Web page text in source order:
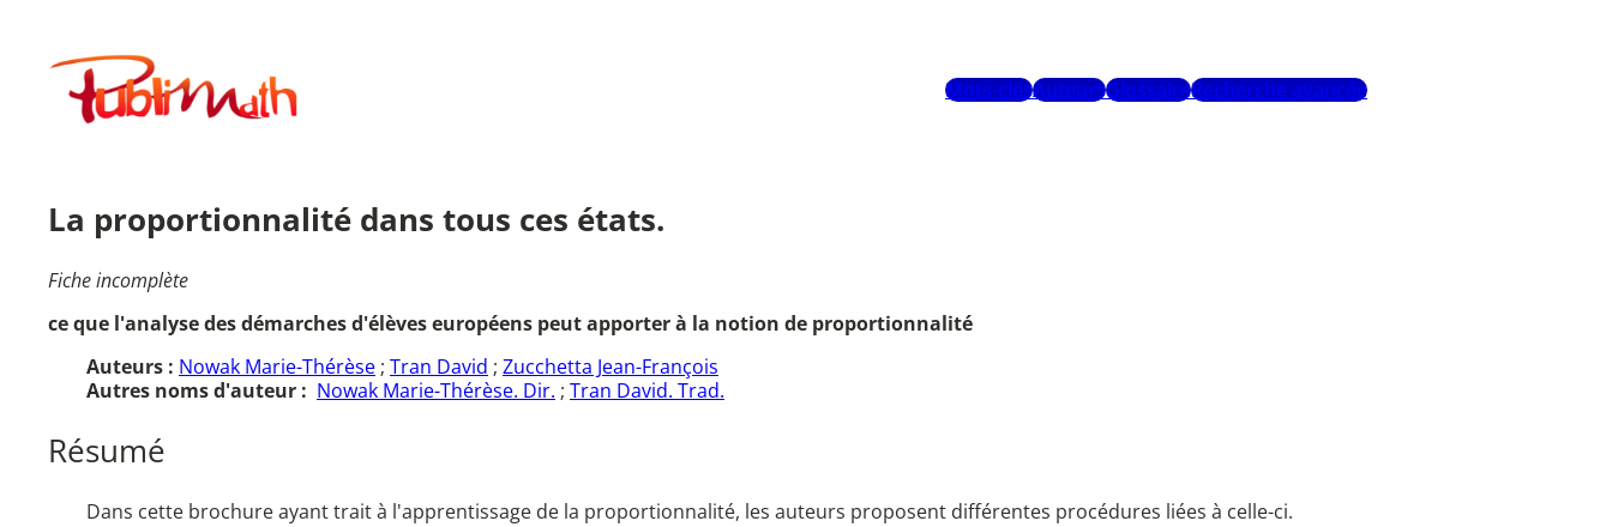
contenuPublimath
Mots-clésAuteursGlossaireRecherche avancée
La proportionnalité dans tous ces états.
Fiche incomplète
ce que l'analyse des démarches d'élèves européens peut apporter à la notion de proportionnalité
Auteurs : Nowak Marie-Thérèse ; Tran David ; Zucchetta Jean-François
Autres noms d'auteur : Nowak Marie-Thérèse. Dir. ; Tran David. Trad.
Résumé
Dans cette brochure ayant trait à l'apprentissage de la proportionnalité, les auteurs proposent différentes procédures liées à celle-ci.